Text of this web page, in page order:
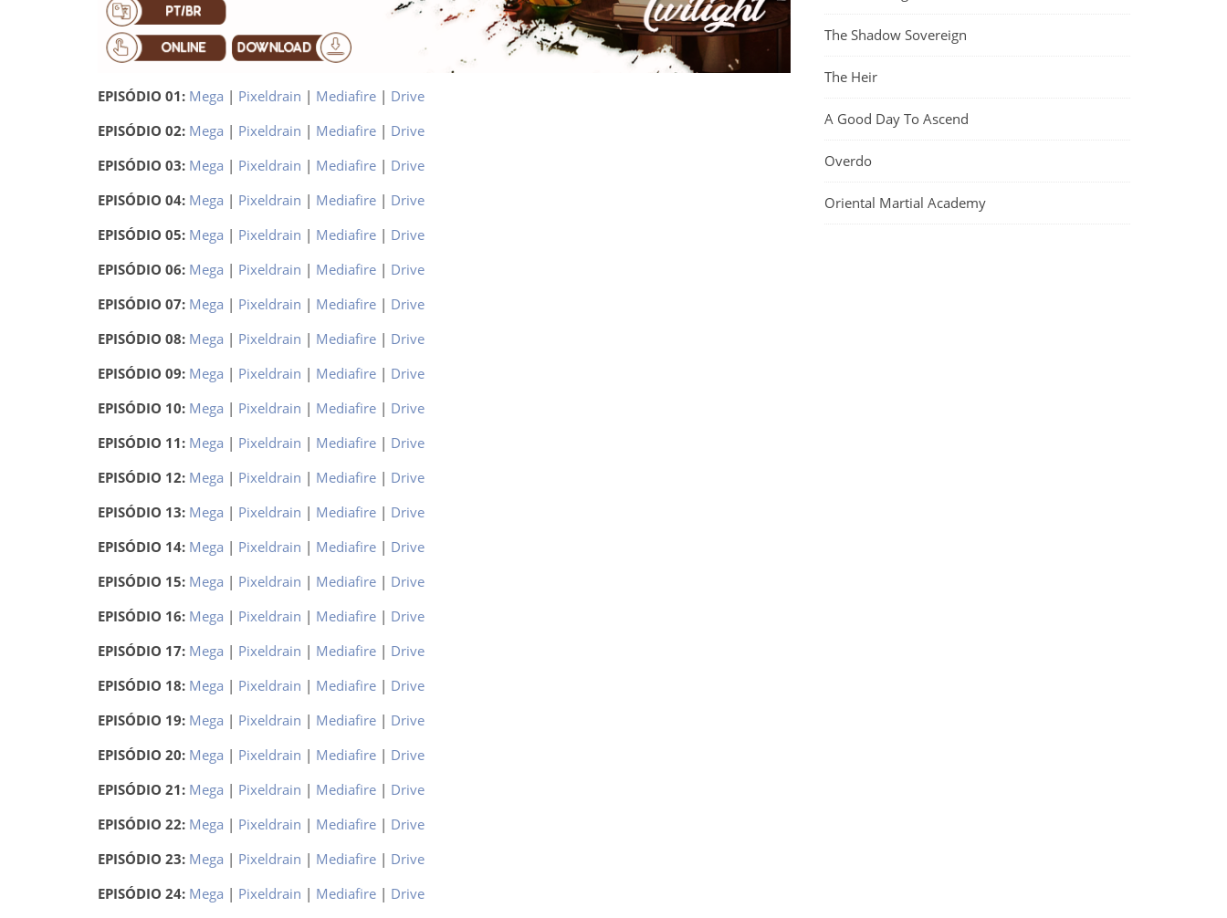
EPISÓDIO 01: Mega | Pixeldrain | Mediafire| Drive
EPISÓDIO 02: Mega | Pixeldrain | Mediafire| Drive
EPISÓDIO 03: Mega | Pixeldrain | Mediafire| Drive
EPISÓDIO 04: Mega | Pixeldrain | Mediafire| Drive
EPISÓDIO 05: Mega | Pixeldrain | Mediafire| Drive
EPISÓDIO 06: Mega | Pixeldrain | Mediafire| Drive
EPISÓDIO 07: Mega | Pixeldrain | Mediafire| Drive
EPISÓDIO 08: Mega | Pixeldrain | Mediafire| Drive
EPISÓDIO 09: Mega | Pixeldrain | Mediafire| Drive
EPISÓDIO 10: Mega | Pixeldrain | Mediafire| Drive
EPISÓDIO 11: Mega | Pixeldrain | Mediafire| Drive
EPISÓDIO 12: Mega | Pixeldrain | Mediafire| Drive
EPISÓDIO 13: Mega | Pixeldrain | Mediafire| Drive
EPISÓDIO 14: Mega | Pixeldrain | Mediafire| Drive
EPISÓDIO 15: Mega | Pixeldrain | Mediafire| Drive
EPISÓDIO 16: Mega | Pixeldrain | Mediafire| Drive
EPISÓDIO 17: Mega | Pixeldrain | Mediafire| Drive
EPISÓDIO 18: Mega | Pixeldrain | Mediafire| Drive
EPISÓDIO 19: Mega | Pixeldrain | Mediafire| Drive
EPISÓDIO 20: Mega | Pixeldrain | Mediafire| Drive
EPISÓDIO 21: Mega | Pixeldrain | Mediafire| Drive
EPISÓDIO 22: Mega | Pixeldrain | Mediafire| Drive
EPISÓDIO 23: Mega | Pixeldrain | Mediafire| Drive
EPISÓDIO 24: Mega | Pixeldrain | Mediafire| Drive
The Shadow Sovereign
The Heir
A Good Day To Ascend
Overdo
Oriental Martial Academy